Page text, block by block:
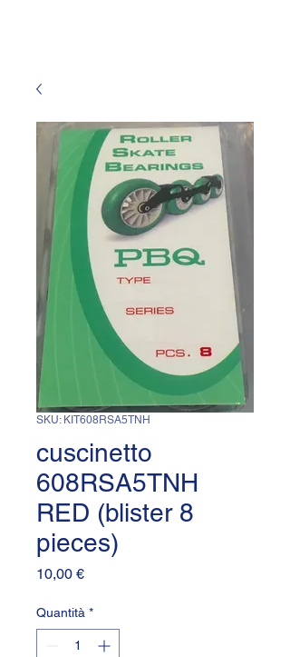
SKU: KIT608RSA5TNH
cuscinetto
608RSA5TNH
RED (blister 8
pieces)
10,00 €Prezzo
Quantità *